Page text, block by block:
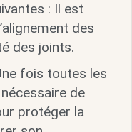
: Il est
des
des joints.
fois toutes les
de
protéger la